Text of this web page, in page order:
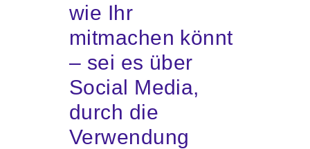
wie Ihr
mitmachen könnt
– sei es über
Social Media,
durch die
Verwendung